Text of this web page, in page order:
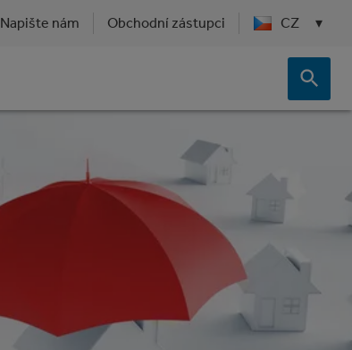
Napište nám Obchodní zástupci CZ ▾